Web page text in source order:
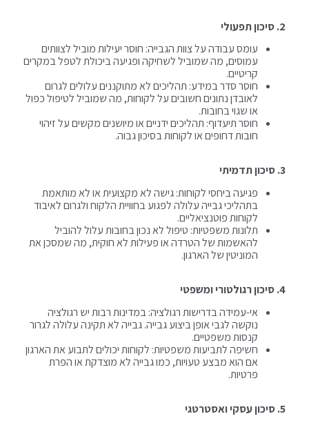
2.⁠ ⁠סיכון תפעולי
עומס עבודה על צוות הגבייה: חוסר יעילות מוביל לצוותים
עמוסים, מה שמוביל לשחיקה ופגיעה ביכולת לטפל במקרים
קריטיים.
חוסר סדר במידע: תהליכים לא מתוקננים עלולים לגרום
לאובדן נתונים חשובים על לקוחות, מה שמוביל לטיפול כפול
או שגוי בחובות.
חוסר תיעדוף: תהליכים ידניים או מיושנים מקשים על זיהוי
חובות דחופים או לקוחות בסיכון גבוה.
3.⁠ ⁠סיכון תדמיתי
פגיעה ביחסי לקוחות: גישה לא מקצועית או לא מותאמת
בתהליכי גבייה עלולה לפגוע בחוויית הלקוח ולגרום לאיבוד
לקוחות פוטנציאליים.
תלונות משפטיות: טיפול לא נכון בחובות עלול להוביל
להאשמות של הטרדה או פעילות לא חוקית, מה שמסכן את
המוניטין של הארגון.
4.⁠ ⁠סיכון רגולטורי ומשפטי
אי-עמידה בדרישות רגולציה: במדינות רבות יש רגולציה
נוקשה לגבי אופן ביצוע גבייה. גבייה לא תקינה עלולה לגרור
קנסות משפטיים.
חשיפה לתביעות משפטיות: לקוחות יכולים לתבוע את הארגון
אם הוא מבצע טעויות, כמו גבייה לא מוצדקת או הפרת
פרטיות.
5.⁠ ⁠סיכון עסקי ואסטרטגי